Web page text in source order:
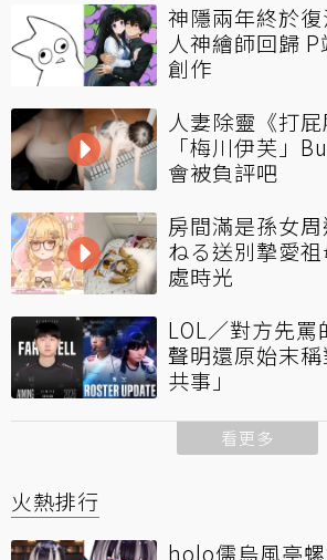
神隱兩年終於
人神繪師回歸
創作
人妻除靈《打
「梅川伊芙」
會被負評吧
房間滿是孫女
ねる送別摯愛
處時光
LOL／對方先
聲明還原始末
共事」
看更多
火熱排行
holo儒烏風亭